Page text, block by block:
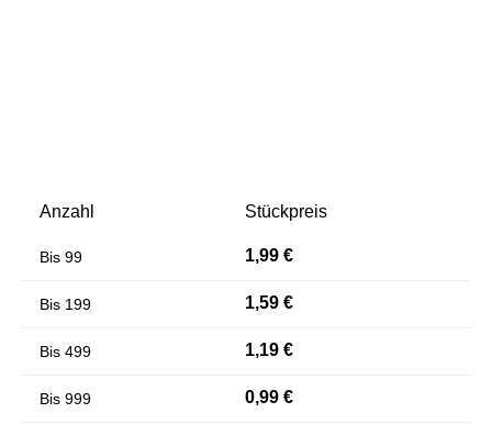
Anzahl Stückpreis
Bis 99 1,99 €
Bis 199 1,59 €
Bis 499 1,19 €
Bis 999 0,99 €